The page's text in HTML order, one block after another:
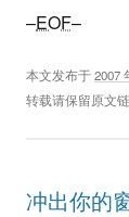
–EOF–
本文发布于2007
转载请保留原文
冲出你的